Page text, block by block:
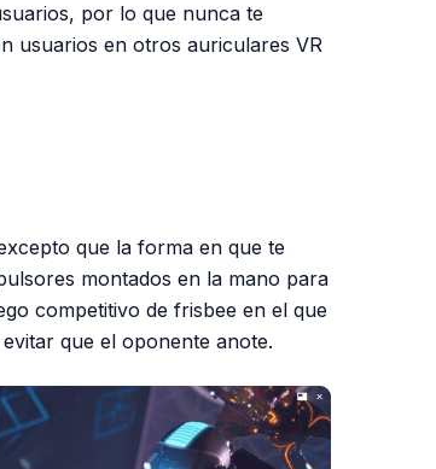
por lo que nunca te
usuarios en otros auriculares VR
que la forma en que te
montados en la mano para
competitivo de frisbee en el que
que el oponente anote.